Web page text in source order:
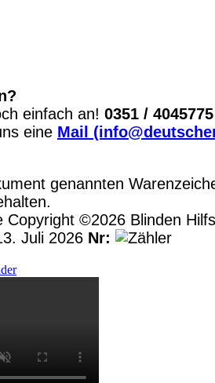
einfach an! 0351 / 4045775
eine Mail
genannten
Copyright ©2026 Blinden
Juli 2026 Nr: